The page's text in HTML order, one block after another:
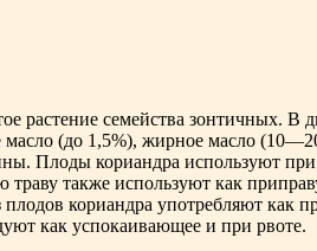
растение семейства зонтичных. В
(до 1,5%), жирное масло
Плоды кориандра используют
также используют как
кориандра употребляют как
как успокаива­ющее и при рвоте.